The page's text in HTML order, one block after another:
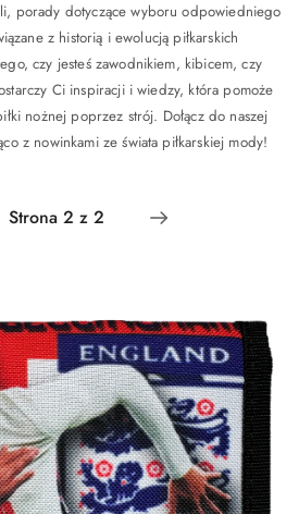
porady dotyczące wyboru odpowiedniego
z historią i ewolucją piłkarskich
czy jesteś zawodnikiem, kibicem, czy
Ci inspiracji i wiedzy, która pomoże
nożnej poprzez strój. Dołącz do naszej
z nowinkami ze świata piłkarskiej mody!